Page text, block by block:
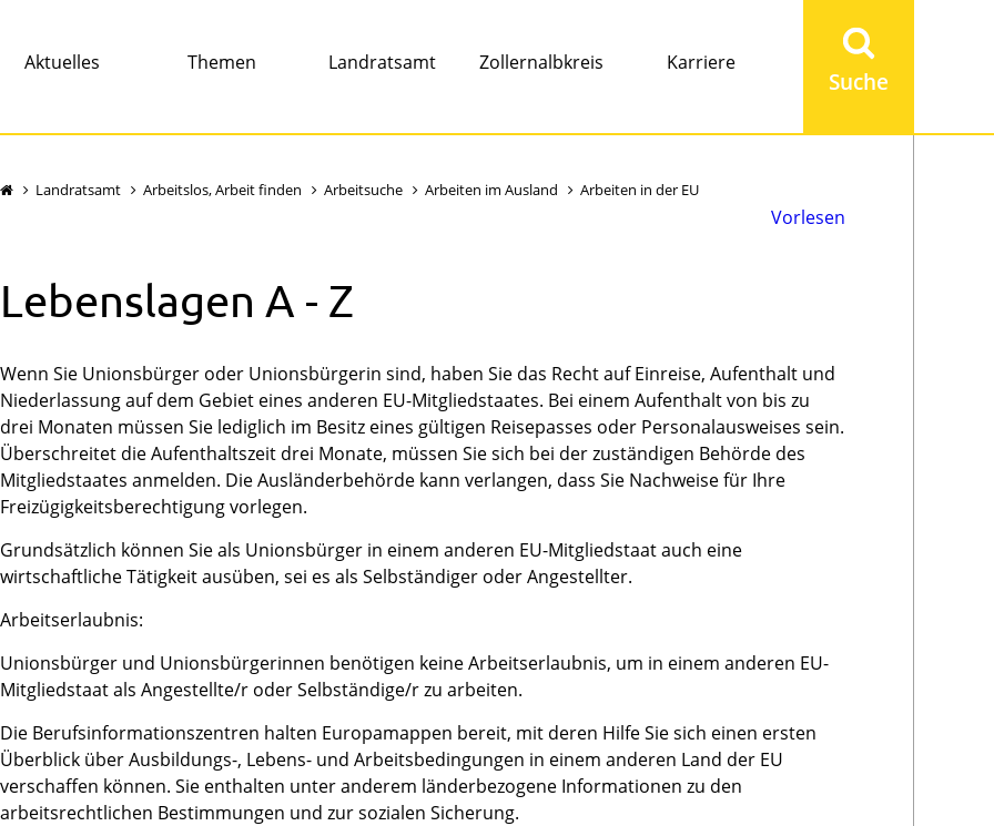
Aktuelles Themen Landratsamt Zollernalbkreis Karriere
eingeben
Landratsamt Arbeitslos, Arbeit finden Arbeitsuche Arbeiten im Ausland Arbeiten in der EU
Vorlesen
Lebenslagen A - Z
Wenn Sie Unionsbürger oder Unionsbürgerin sind, haben Sie das Recht auf Einreise, Aufenthalt und
Niederlassung auf dem Gebiet eines anderen EU-Mitgliedstaates. Bei einem Aufenthalt von bis zu
drei Monaten müssen Sie lediglich im Besitz eines gültigen Reisepasses oder Personalausweises sein.
Überschreitet die Aufenthaltszeit drei Monate, müssen Sie sich bei der zuständigen Behörde des
Mitgliedstaates anmelden. Die Ausländerbehörde kann verlangen, dass Sie Nachweise für Ihre
Freizügigkeitsberechtigung vorlegen.
Grundsätzlich können Sie als Unionsbürger in einem anderen EU-Mitgliedstaat auch eine
wirtschaftliche Tätigkeit ausüben, sei es als Selbständiger oder Angestellter.
Arbeitserlaubnis:
Unionsbürger und Unionsbürgerinnen benötigen keine Arbeitserlaubnis, um in einem anderen EU-
Mitgliedstaat als Angestellte/r oder Selbständige/r zu arbeiten.
Die Berufsinformationszentren halten Europamappen bereit, mit deren Hilfe Sie sich einen ersten
Überblick über Ausbildungs-, Lebens- und Arbeitsbedingungen in einem anderen Land der EU
verschaffen können. Sie enthalten unter anderem länderbezogene Informationen zu den
arbeitsrechtlichen Bestimmungen und zur sozialen Sicherung.